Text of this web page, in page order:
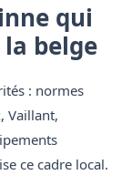
qui
belge
: normes
Vaillant,
ce cadre local.